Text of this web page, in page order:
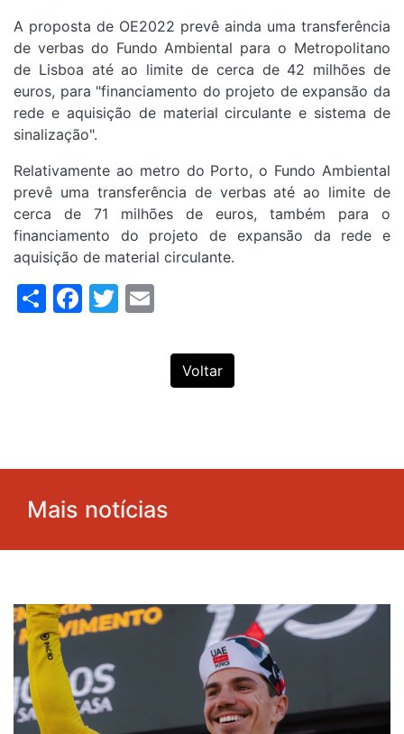
A proposta de OE2022 prevê ainda uma transferência
de verbas do Fundo Ambiental para o Metropolitano
de Lisboa até ao limite de cerca de 42 milhões de
euros, para "financiamento do projeto de expansão da
rede e aquisição de material circulante e sistema de
sinalização".
Relativamente ao metro do Porto, o Fundo Ambiental
prevê uma transferência de verbas até ao limite de
cerca de 71 milhões de euros, também para o
financiamento do projeto de expansão da rede e
aquisição de material circulante.
ShareFacebook
Twitter
Voltar
Mais notícias